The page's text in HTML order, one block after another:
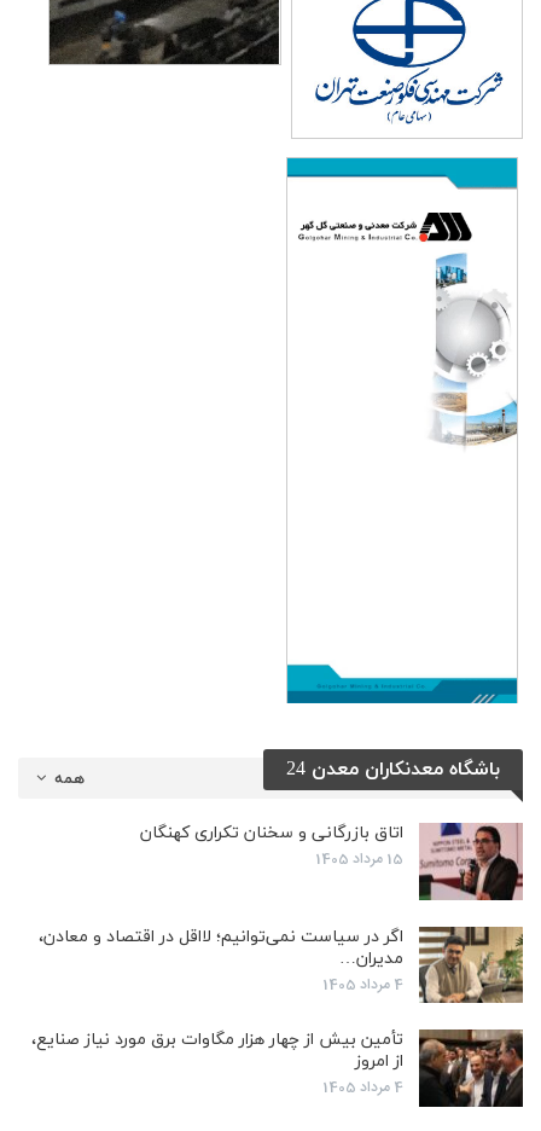
همه باشگاه معدنکاران معدن 24
اتاق بازرگانی و سخنان تکراری کهنگان
15 مرداد 1405
اگر در سیاست نمی‌توانیم؛ لااقل در اقتصاد و معادن،
مدیران…
4 مرداد 1405
تأمین بیش از چهار هزار مگاوات برق مورد نیاز صنایع،
از امروز
4 مرداد 1405